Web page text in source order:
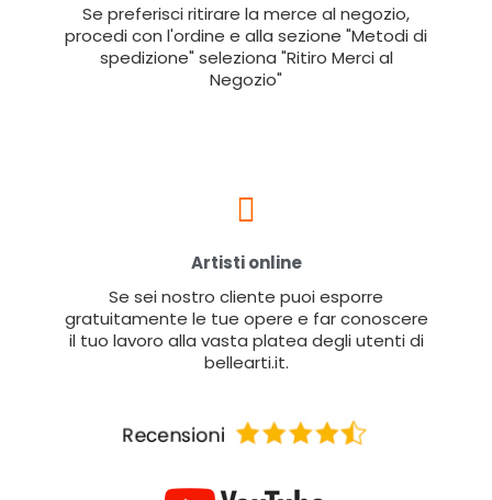
Se preferisci ritirare la merce al negozio,
procedi con l'ordine e alla sezione "Metodi di
spedizione" seleziona "Ritiro Merci al
Negozio"
Artisti online
Se sei nostro cliente puoi esporre
gratuitamente le tue opere e far conoscere
il tuo lavoro alla vasta platea degli utenti di
bellearti.it.